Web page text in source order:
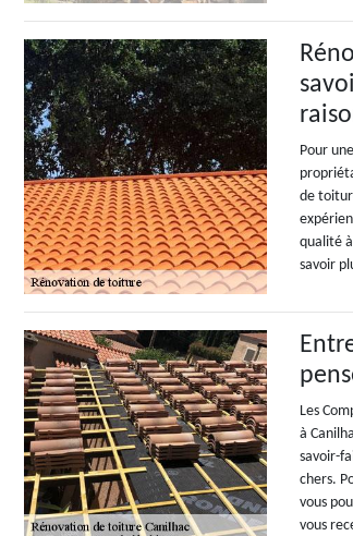
Pour
de
qualité
savoir
Les
à
savoir-
chers.
vous
vous